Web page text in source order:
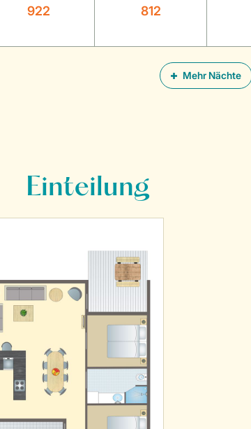
Mehr Nächte
922 812
Einteilung